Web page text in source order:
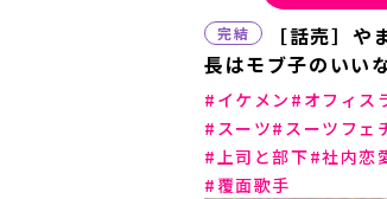
完結
［話売］や
長はモブ子のいい
イケメン
オフィス
スーツ
スーツフェ
上司と部下
社内恋
覆面歌手